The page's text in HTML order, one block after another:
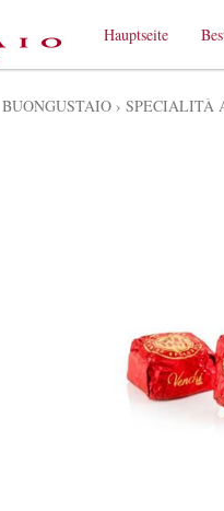
Hauptseite
BUONGUSTAIO › SPECIALITÀ